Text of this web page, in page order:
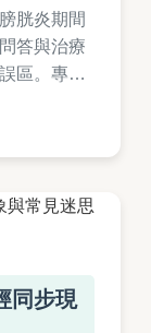
胱炎期間
答與治療
區。專家
同步現